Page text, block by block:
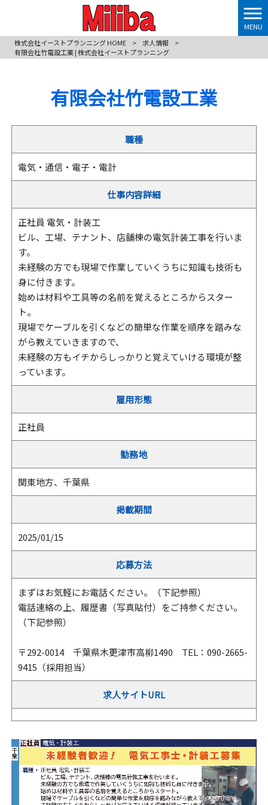
MENU
株式会社イーストプランニング HOME
> 求人情報
>
有限会社竹電設工業 | 株式会社イーストプランニング
有限会社竹電設工業
職種
電気・通信・電子・電計
仕事内容詳細
正社員 電気・計装工
ビル、工場、テナント、店舗棟の電気計装工事を行いま
す。
未経験の方でも現場で作業していくうちに知識も技術も
身に付きます。
始めは材料や工具等の名前を覚えるところからスター
ト。
現場でケーブルを引くなどの簡単な作業を順序を踏みな
がら教えていきますので、
未経験の方もイチからしっかりと覚えていける環境が整
っています。
雇用形態
正社員
勤務地
関東地方、千葉県
掲載期間
2025/01/15
応募方法
まずはお気軽にお電話ください。（下記参照）
電話連絡の上、履歴書（写真貼付）をご持参ください。
（下記参照）
〒292-0014 千葉県木更津市高柳1490 TEL：090-2665-
9415（採用担当）
求人サイトURL